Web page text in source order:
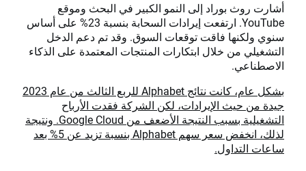
أشارت روث بوراد إلى النمو الكبير في البحث وموقع
YouTube. ارتفعت إيرادات السحابة بنسبة 23% على أساس
سنوي ولكنها فاقت توقعات السوق. وقد تم دعم الدخل
التشغيلي من خلال ابتكارات المنتجات المعتمدة على الذكاء
الاصطناعي.
بشكل عام، كانت نتائج Alphabet للربع الثالث من عام 2023
جيدة من حيث الإيرادات، لكن الشركة فقدت الأرباح
التشغيلية بسبب النتيجة الأضعف من Google Cloud. ونتيجة
لذلك، انخفض سعر سهم Alphabet بنسبة تزيد عن 5% بعد
ساعات التداول.